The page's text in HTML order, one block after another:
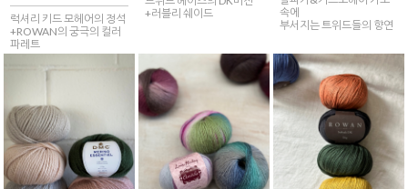
럭셔리 키드 모헤어의 정석
+ROWAN의 궁극의 컬러
파레트
+러블리 쉐이드
속에
부서지는 트위드들의 향연